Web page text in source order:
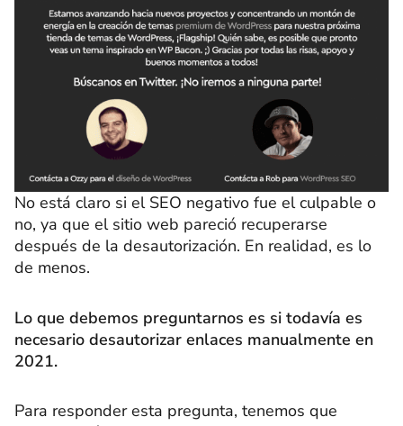
No está claro si el SEO negativo fue el culpable o
no, ya que el sitio web pareció recuperarse
después de la desautorización. En realidad, es lo
de menos.
Lo que debemos preguntarnos es si todavía es
necesario desautorizar enlaces manualmente en
2021.
Para responder esta pregunta, tenemos que